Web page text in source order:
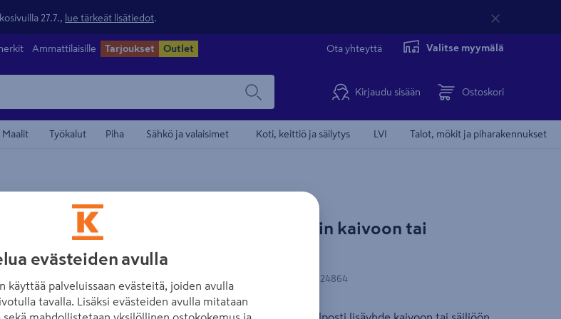
27.7., lue tärkeät lisätiedot
Ammattilaisille Tarjoukset Outlet Ota yhteyttä Valitse myymälä
Kirjaudu sisään Ostoskori
Maalit Työkalut Piha Sähkö ja valaisimet Koti, keittiö ja säilytys LVI Talot, mökit ja piharakennukset
In Situ -jälkiliitosyhde Wavin kaivoon tai
säiliöön 160mm
5708525024864
evästeiden avulla
käyttää palveluissaan evästeitä, joiden avulla
tavalla. Lisäksi evästeiden avulla mitataan
mahdollistetaan yksilöllinen ostokokemus ja